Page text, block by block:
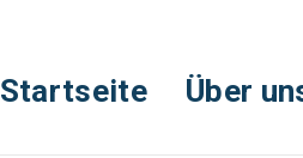
Startseite Über